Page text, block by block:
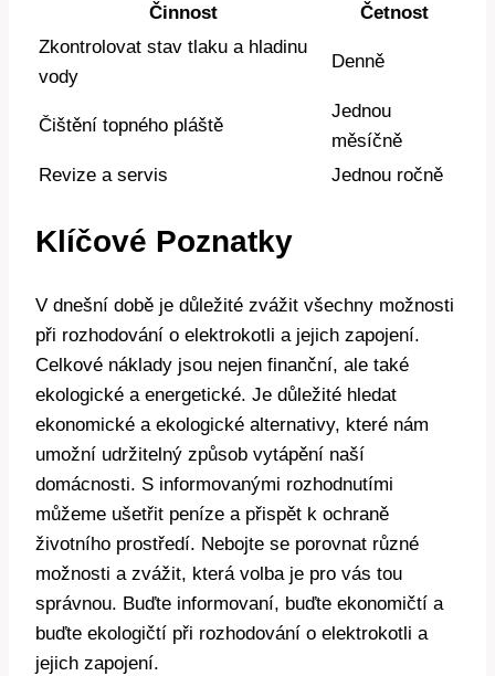
Činnost
Četnost
Zkontrolovat⁤ stav tlaku ⁣a hladinu
vody
Denně
Čištění⁢ topného pláště
Jednou
‌měsíčně
Revize a ‌servis
Jednou‍ ročně
Klíčové Poznatky
V dnešní době⁢ je důležité zvážit všechny možnosti
při ⁣rozhodování o elektrokotli a jejich⁣ zapojení.
Celkové⁢ náklady jsou nejen ⁣finanční, ale také
ekologické a energetické. ‍Je důležité ‌hledat
⁤ekonomické​ a ekologické alternativy,⁢ které⁤ nám⁢
umožní udržitelný způsob ​vytápění naší
⁢domácnosti. ‌S ‍informovanými rozhodnutími‌
můžeme ušetřit peníze ⁢a přispět ⁢k⁢ ochraně⁣
životního‌ prostředí.⁢ Nebojte se porovnat různé ​
možnosti a zvážit, která ⁢volba‌ je⁢ pro vás tou
správnou. ‌Buďte informovaní,‌ buďte ekonomičtí‍ a
buďte ekologičtí při rozhodování o elektrokotli ⁢a
jejich zapojení.